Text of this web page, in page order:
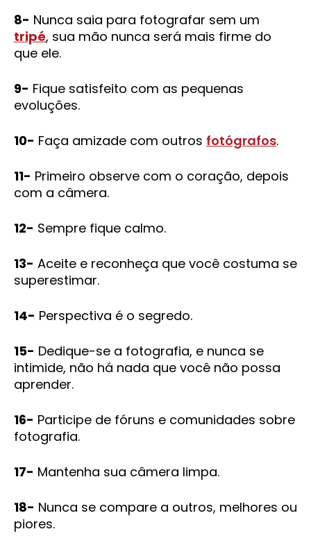
8- Nunca saia para fotografar sem um
tripé, sua mão nunca será mais firme do
que ele.
9- Fique satisfeito com as pequenas
evoluções.
10- Faça amizade com outros fotógrafos.
11- Primeiro observe com o coração, depois
com a câmera.
12- Sempre fique calmo.
13- Aceite e reconheça que você costuma se
superestimar.
14- Perspectiva é o segredo.
15- Dedique-se a fotografia, e nunca se
intimide, não há nada que você não possa
aprender.
16- Participe de fóruns e comunidades sobre
fotografia.
17- Mantenha sua câmera limpa.
18- Nunca se compare a outros, melhores ou
piores.